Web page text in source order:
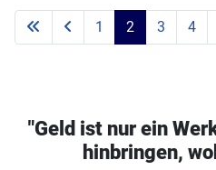
1 2 3 4
"Geld ist nur ein
hinbringen,